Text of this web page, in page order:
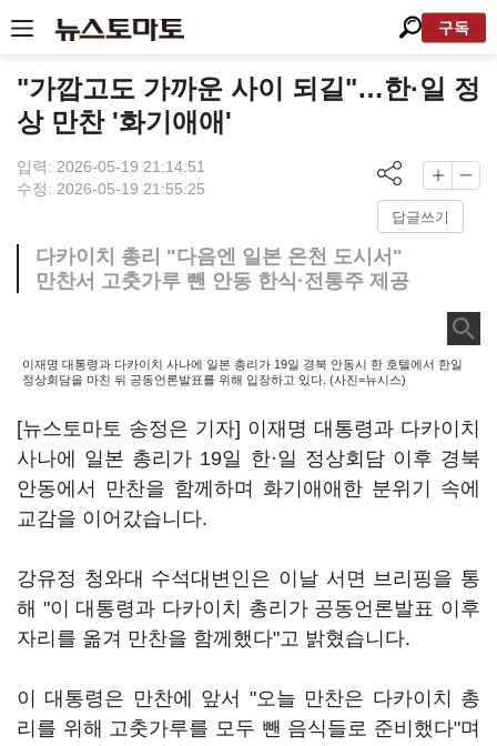
구독
"가깝고도 가까운 사이 되길"…한·일 정
상 만찬 '화기애애'
입력: 2026-05-19 21:14:51
수정: 2026-05-19 21:55:25
답글쓰기
다카이치 총리 "다음엔 일본 온천 도시서"
만찬서 고춧가루 뺀 안동 한식·전통주 제공
이재명 대통령과 다카이치 사나에 일본 총리가 19일 경북 안동시 한 호텔에서 한일
정상회담을 마친 뒤 공동언론발표를 위해 입장하고 있다. (사진=뉴시스)
[뉴스토마토 송정은 기자] 이재명 대통령과 다카이치
사나에 일본 총리가 19일 한·일 정상회담 이후 경북
안동에서 만찬을 함께하며 화기애애한 분위기 속에
교감을 이어갔습니다.
강유정 청와대 수석대변인은 이날 서면 브리핑을 통
해 "이 대통령과 다카이치 총리가 공동언론발표 이후
자리를 옮겨 만찬을 함께했다"고 밝혔습니다.
이 대통령은 만찬에 앞서 "오늘 만찬은 다카이치 총
리를 위해 고춧가루를 모두 뺀 음식들로 준비했다"며